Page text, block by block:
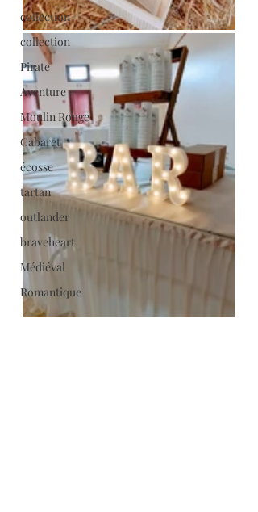
collection
collection
Pirate
Aventure
Moulin Rouge
Cabaret
écosse
tartan
outlander
braveheart
Médiéval
Romantique